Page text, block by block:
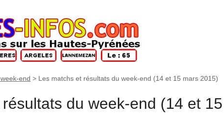
end > Les matchs et résultats du week-end (14 et 15 mars 2015)
du week-end (14 et 15